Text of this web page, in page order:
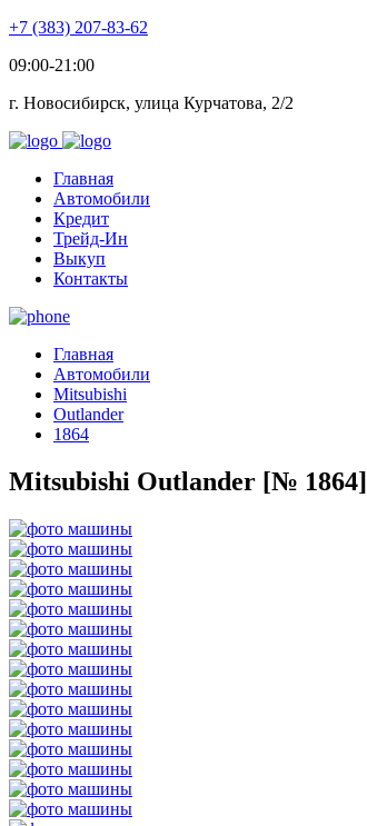
+7 (383) 207-83-62
09:00-21:00
г. Новосибирск, улица Курчатова, 2/2
Главная
Автомобили
Кредит
Трейд-Ин
Выкуп
Контакты
Главная
Автомобили
Mitsubishi
Outlander
1864
Mitsubishi Outlander [№ 1864]